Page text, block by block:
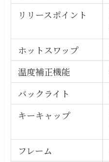
リリースポイント
ホットスワップ
温度補正機能
バックライト
キーキャップ
フレーム